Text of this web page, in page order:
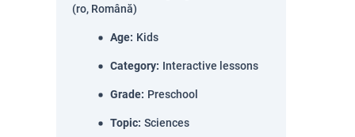
(ro, Română)
Age: Kids
Category: Interactive lessons
Grade: Preschool
Topic: Sciences